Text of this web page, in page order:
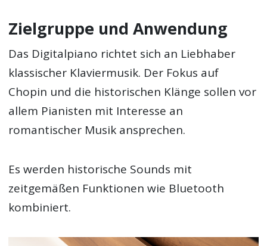
Zielgruppe und Anwendung
Das Digitalpiano richtet sich an Liebhaber
klassischer Klaviermusik. Der Fokus auf
Chopin und die historischen Klänge sollen vor
allem Pianisten mit Interesse an
romantischer Musik ansprechen.
Es werden historische Sounds mit
zeitgemäßen Funktionen wie Bluetooth
kombiniert.